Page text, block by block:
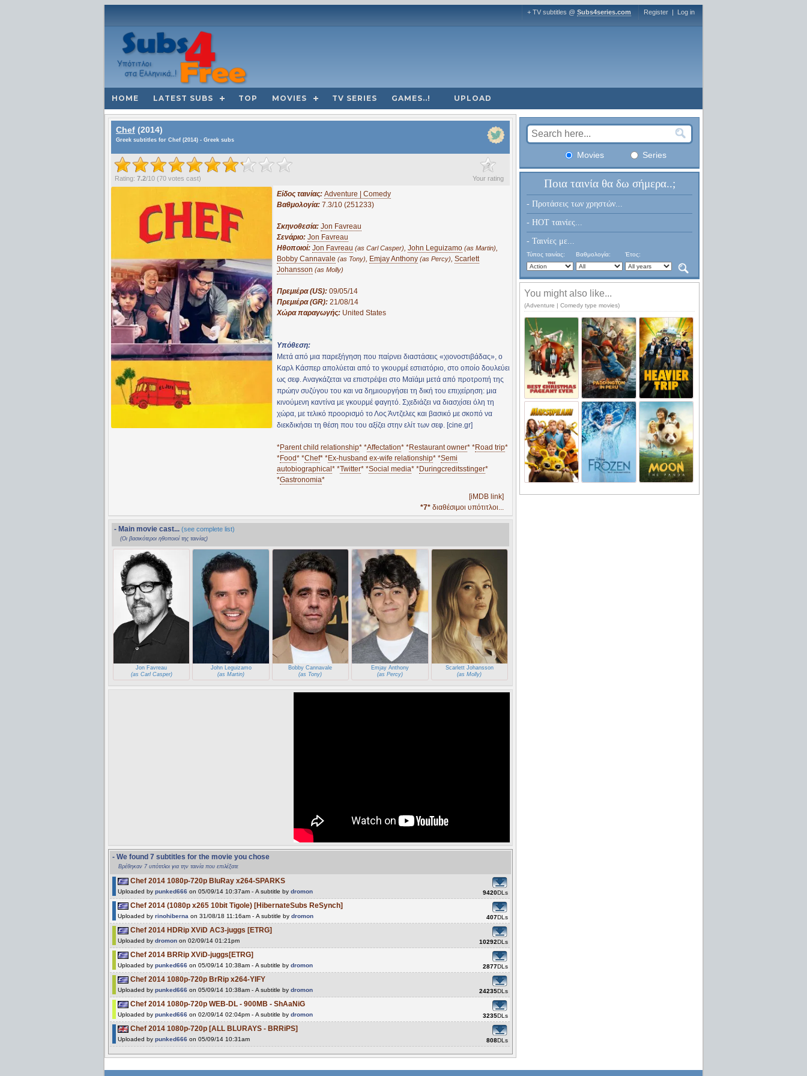
+ TV subtitles @ Subs4series.com Register | Log in
HOME LATEST SUBS TOP MOVIES TV SERIES GAMES..! UPLOAD
Chef (2014)
Greek subtitles for Chef (2014) - Greek subs
?
Your rating
Rating: 7.2/10 (70 votes cast)
Είδος ταινίας: Adventure | Comedy
Βαθμολογία: 7.3/10 (251233)
Σκηνοθεσία: Jon Favreau
Σενάριο: Jon Favreau
Ηθοποιοί: Jon Favreau (as Carl Casper), John Leguizamo (as Martin),
Bobby Cannavale (as Tony), Emjay Anthony (as Percy), Scarlett
Johansson (as Molly)
Πρεμιέρα (US): 09/05/14
Πρεμιέρα (GR): 21/08/14
Χώρα παραγωγής: United States
Υπόθεση:
Μετά από μια παρεξήγηση που παίρνει διαστάσεις «χιονοστιβάδας», ο
Καρλ Κάσπερ απολύεται από το γκουρμέ εστιατόριο, στο οποίο δουλεύει
ως σεφ. Αναγκάζεται να επιστρέψει στο Μαϊάμι μετά από προτροπή της
πρώην συζύγου του και να δημιουργήσει τη δική του επιχείρηση: μια
κινούμενη καντίνα με γκουρμέ φαγητό. Σχεδιάζει να διασχίσει όλη τη
χώρα, με τελικό προορισμό το Λος Άντζελες και βασικό με σκοπό να
διεκδικήσει τη θέση που του αξίζει στην ελίτ των σεφ. [cine.gr]
*Parent child relationship* *Affectation* *Restaurant owner* *Road trip*
*Food* *Chef* *Ex-husband ex-wife relationship* *Semi
autobiographical * *Twitter* *Social media* *Duringcreditsstinger*
*Gastronomia*
[iMDB link]
*7* διαθέσιμοι υπότιτλοι...
- Main movie cast... (see complete list)
(Οι βασικότεροι ηθοποιοί της ταινίας)
Jon Favreau
(as Carl Casper)
John Leguizamo
(as Martin)
Bobby Cannavale
(as Tony)
Emjay Anthony
(as Percy)
Scarlett Johansson
(as Molly)
- We found 7 subtitles for the movie you chose
Βρέθηκαν 7 υπότιτλοι για την ταινία που επιλέξατε
Chef 2014 1080p-720p BluRay x264-SPARKS
Uploaded by punked666 on 05/09/14 10:37am - A subtitle by dromon 9420DLs
Chef 2014 (1080p x265 10bit Tigole) [HibernateSubs ReSynch]
Uploaded by rinohiberna on 31/08/18 11:16am - A subtitle by dromon 407DLs
Chef 2014 HDRip XViD AC3-juggs [ETRG]
Uploaded by dromon on 02/09/14 01:21pm 10292DLs
Chef 2014 BRRip XViD-juggs[ETRG]
Uploaded by punked666 on 05/09/14 10:38am - A subtitle by dromon 2877DLs
Chef 2014 1080p-720p BrRip x264-YIFY
Uploaded by punked666 on 05/09/14 10:38am - A subtitle by dromon 24235DLs
Chef 2014 1080p-720p WEB-DL - 900MB - ShAaNiG
Uploaded by punked666 on 02/09/14 02:04pm - A subtitle by dromon 3235DLs
Chef 2014 1080p-720p [ALL BLURAYS - BRRiPS]
Uploaded by punked666 on 05/09/14 10:31am 808DLs
Movies Series
Ποια ταινία θα δω σήμερα..;
- Προτάσεις των χρηστών...
- HOT ταινίες...
- Ταινίες με...
Τύπος ταινίας: Βαθμολογία: Έτος:
You might also like...
(Adventure | Comedy type movies)